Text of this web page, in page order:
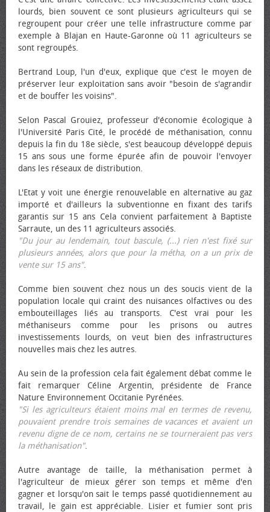
lourds, bien souvent ce sont plusieurs agriculteurs qui se
regroupent pour créer une telle infrastructure comme par
exemple à Blajan en Haute-Garonne où 11 agriculteurs se
sont regroupés.
Bertrand Loup, l'un d'eux, explique que c'est le moyen de
préserver leur exploitation sans avoir "besoin de s'agrandir
et de bouffer les voisins".
Selon Pascal Grouiez, professeur d'économie écologique à
l'Université Paris Cité, le procédé de méthanisation, connu
depuis la fin du 18e siècle, s'est beaucoup développé depuis
15 ans sous une forme épurée afin de pouvoir l'envoyer
dans les réseaux de distribution.
L'Etat y voit une énergie renouvelable en alternative au gaz
importé et d'ailleurs la subventionne en fixant des tarifs
garantis sur 15 ans Cela convient parfaitement à Baptiste
Sarraute, un des 11 agriculteurs associés.
"Du jour au lendemain, tout bascule, (...) rien n'est fixé sur
plusieurs années, alors que pour la métha, on a un prix de
vente sur 15 ans".
Comme bien souvent chez nous un des soucis vient de la
population locale qui craint des nuisances olfactives ou des
embouteillages liés au transports. C'est vrai pour les
méthaniseurs comme pour les prisons ou autres
investissements lourds, on veut bien des infrastructures
nouvelles mais chez les autres.
Au sein de la profession cela fait également débat comme le
fait remarquer Céline Argentin, présidente de France
Nature Environnement Occitanie Pyrénées.
"Si les agriculteurs étaient moins mal en termes de revenu,
pouvaient prendre trois semaines de vacances et avaient un
revenu digne de ce nom, certains ne se tourneraient pas vers
la méthanisation".
Autre avantage de taille, la méthanisation permet à
l'agriculteur de mieux gérer son temps et même d'en
gagner et lorsqu'on sait le temps passé quotidiennement au
travail, le gain est appréciable. Lisier et fumier sont pris